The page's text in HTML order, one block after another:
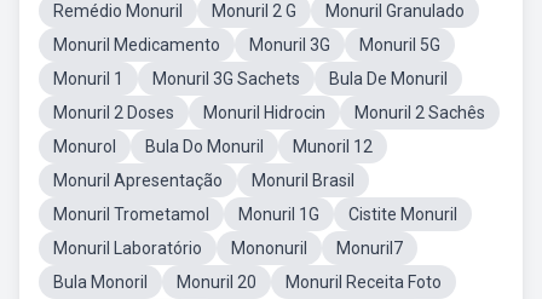
Remédio Monuril
Monuril 2 G
Monuril Granulado
Monuril Medicamento
Monuril 3G
Monuril 5G
Monuril 1
Monuril 3G Sachets
Bula De Monuril
Monuril 2 Doses
Monuril Hidrocin
Monuril 2 Sachês
Monurol
Bula Do Monuril
Munoril 12
Monuril Apresentação
Monuril Brasil
Monuril Trometamol
Monuril 1G
Cistite Monuril
Monuril Laboratório
Mononuril
Monuril7
Bula Monoril
Monuril 20
Monuril Receita Foto